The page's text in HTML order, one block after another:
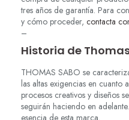
tres años de garantía. Para
y cómo proceder, contacta
–
Historia de
THOMAS SABO se
las altas exigencias en cuanto
procesos creativos y diseños
seguirán haciendo en